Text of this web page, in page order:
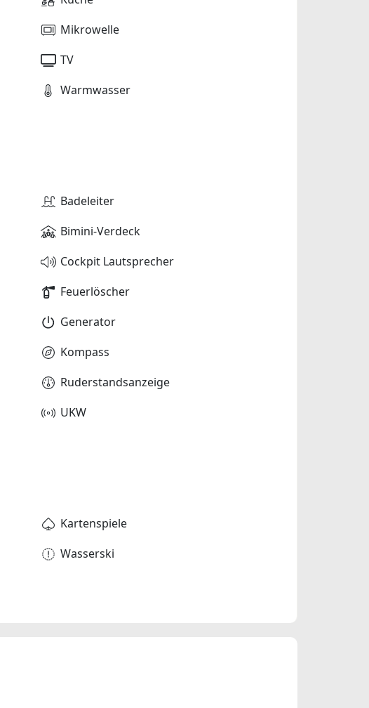
Mikrowelle
TV
Warmwasser
Badeleiter
Bimini-Verdeck
Cockpit Lautsprecher
Feuerlöscher
Generator
Kompass
Ruderstandsanzeige
UKW
Kartenspiele
Wasserski